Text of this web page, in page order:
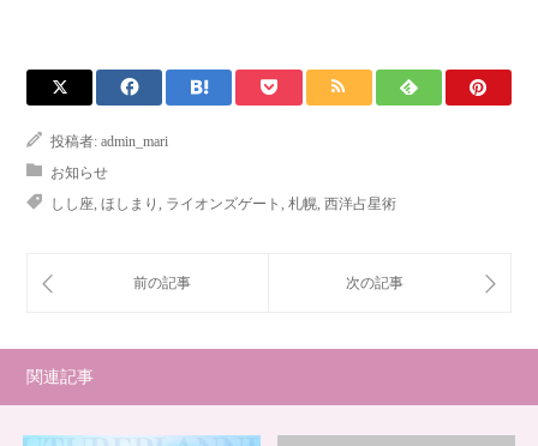
投稿者: admin_mari
お知らせ
しし座, ほしまり , ライオンズゲート , 札幌, 西洋占星術
関連記事